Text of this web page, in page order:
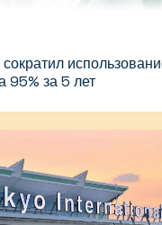
95% за 5 лет